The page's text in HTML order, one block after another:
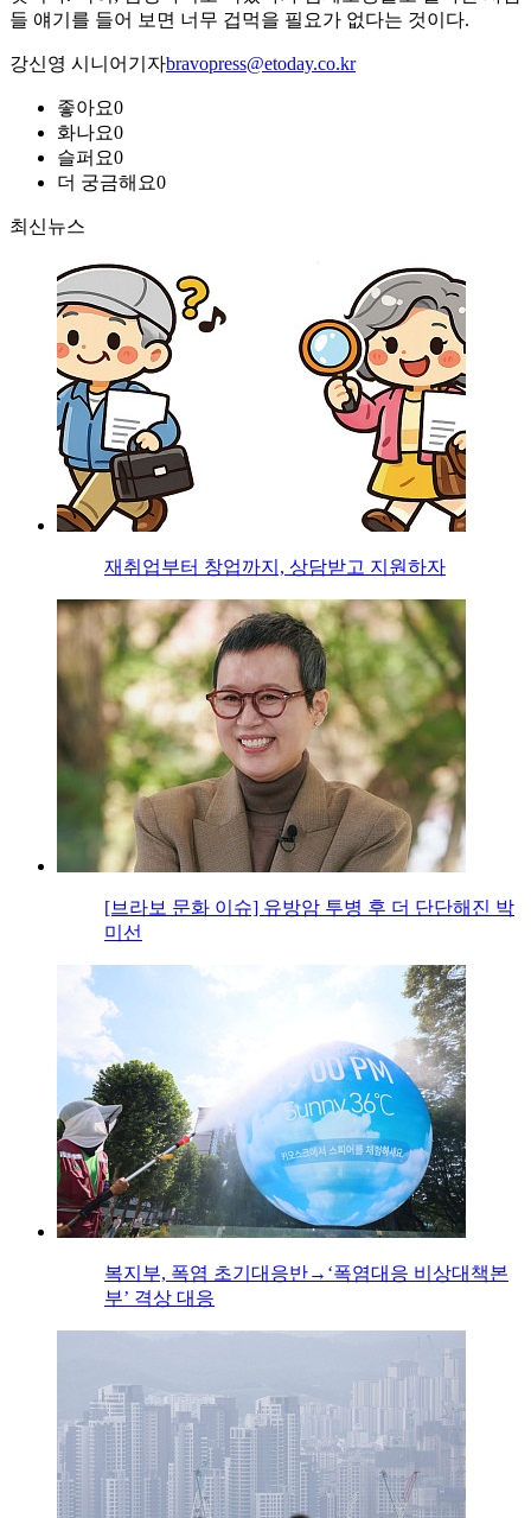
들 얘기를 들어 보면 너무 겁먹을 필요가 없다는 것이다.
강신영 시니어기자bravopress@etoday.co.kr
좋아요0
화나요0
슬퍼요0
더 궁금해요0
최신뉴스
재취업부터 창업까지, 상담받고 지원하자
[브라보 문화 이슈] 유방암 투병 후 더 단단해진 박
미선
복지부, 폭염 초기대응반→‘폭염대응 비상대책본
부’ 격상 대응